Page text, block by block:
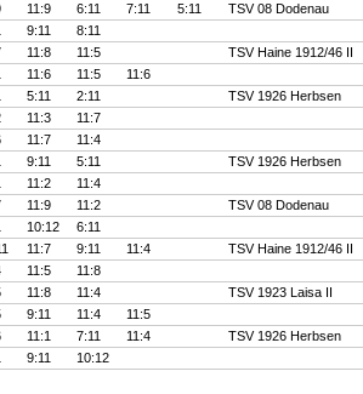
11:9 6:11 7:11 5:11 TSV 08 Dodenau
9:11
8:11
11:8 11:5 TSV Haine 1912/46 II
11:6 11:5
11:6
5:11 2:11 TSV 1926 Herbsen
11:3
11:7
11:7
11:4
9:11 5:11 TSV 1926 Herbsen
11:2
11:4
11:9 11:2 TSV 08 Dodenau
10:12
6:11
11:7 9:11 11:4 TSV Haine 1912/46 II
11:5
11:8
11:8 11:4 TSV 1923 Laisa II
9:11 11:4
11:5
11:1 7:11 11:4 TSV 1926 Herbsen
9:11 10:12